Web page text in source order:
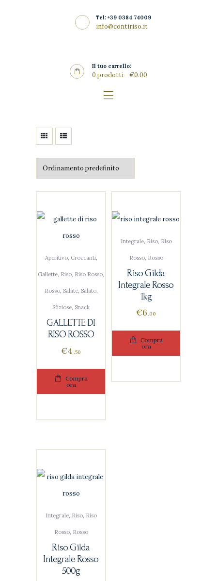
Tel: +39 0384 74009
info@contiriso.it
Il tuo carrello:
0 prodotti-€0.00
CONTIRISO
Punto Vendita
Contatti
Aperitivo, Croccanti,
Gallette, Riso, Riso Rosso,
Rosso, Salate, Salato,
Sfiziose, Snack
GALLETTE DI
RISO ROSSO
€4 50
Compra
ora
Integrale, Riso, Riso
Rosso, Rosso
Riso Gilda
Integrale Rosso
1kg
€6 00
Compra
ora
Integrale, Riso, Riso
Rosso, Rosso
Riso Gilda
Integrale Rosso
500g